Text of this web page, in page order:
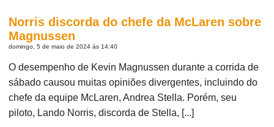
Norris discorda do chefe da McLaren sobre
Magnussen
domingo, 5 de maio de 2024 às 14:40
O desempenho de Kevin Magnussen durante a corrida de
sábado causou muitas opiniões divergentes, incluindo do
chefe da equipe McLaren, Andrea Stella. Porém, seu
piloto, Lando Norris, discorda de Stella, [...]